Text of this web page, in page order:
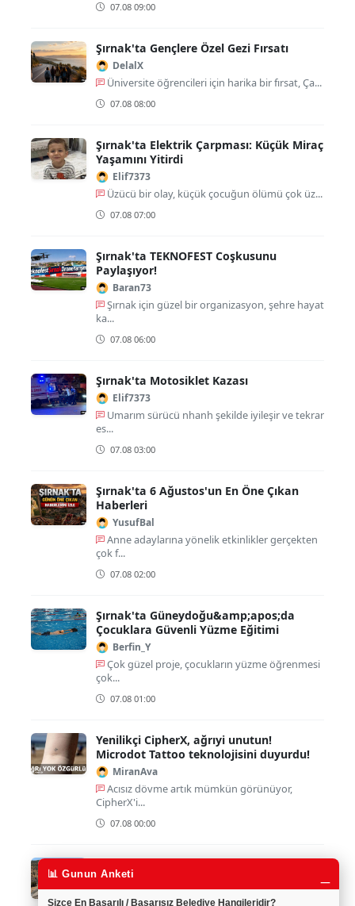
07.08 09:00
Şırnak'ta Gençlere Özel Gezi Fırsatı
DelalX
Üniversite öğrencileri için harika bir fırsat, Ça...
07.08 08:00
Şırnak'ta Elektrik Çarpması: Küçük Miraç
Yaşamını Yitirdi
Elif7373
Üzücü bir olay, küçük çocuğun ölümü çok üz...
07.08 07:00
Şırnak'ta TEKNOFEST Coşkusunu
Paylaşıyor!
Baran73
Şırnak için güzel bir organizasyon, şehre hayat
ka...
07.08 06:00
Şırnak'ta Motosiklet Kazası
Elif7373
Umarım sürücü nhanh şekilde iyileşir ve tekrar
es...
07.08 03:00
Şırnak'ta 6 Ağustos'un En Öne Çıkan
Haberleri
YusufBal
Anne adaylarına yönelik etkinlikler gerçekten
çok f...
07.08 02:00
Şırnak'ta Güneydoğu&amp;apos;da
Çocuklara Güvenli Yüzme Eğitimi
Berfin_Y
Çok güzel proje, çocukların yüzme öğrenmesi
çok...
07.08 01:00
Yenilikçi CipherX, ağrıyi unutun!
Microdot Tattoo teknolojisini duyurdu!
MiranAva
Acısız dövme artık mümkün görünüyor,
CipherX'i...
07.08 00:00
YusufBal
Şırnak'ta su kesintisi sona erdi, vatandaşlar
📊 Gunun Anketi
Sizce En Başarılı / Başarısız Belediye Hangileridir?